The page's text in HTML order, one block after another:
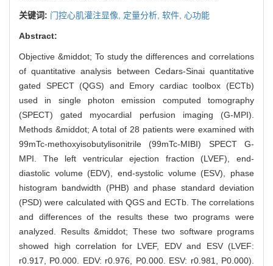
关键词: 门控心肌灌注显像, 定量分析, 软件, 心功能
Abstract:
Objective &middot; To study the differences and correlations
of quantitative analysis between Cedars-Sinai quantitative
gated SPECT (QGS) and Emory cardiac toolbox (ECTb)
used in single photon emission computed tomography
(SPECT) gated myocardial perfusion imaging (G-MPI).
Methods &middot; A total of 28 patients were examined with
99mTc-methoxyisobutylisonitrile (99mTc-MIBI) SPECT G-
MPI. The left ventricular ejection fraction (LVEF), end-
diastolic volume (EDV), end-systolic volume (ESV), phase
histogram bandwidth (PHB) and phase standard deviation
(PSD) were calculated with QGS and ECTb. The correlations
and differences of the results these two programs were
analyzed. Results &middot; These two software programs
showed high correlation for LVEF, EDV and ESV (LVEF:
r0.917, P0.000. EDV: r0.976, P0.000. ESV: r0.981, P0.000).